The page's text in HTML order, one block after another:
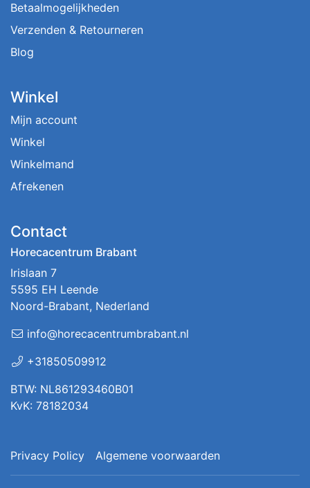
Betaalmogelijkheden
Verzenden & Retourneren
Blog
Winkel
Mijn account
Winkel
Winkelmand
Afrekenen
Contact
Horecacentrum Brabant
Irislaan 7
5595 EH Leende
Noord-Brabant, Nederland
info@horecacentrumbrabant.nl
+31850509912
BTW: NL861293460B01
KvK: 78182034
Privacy Policy Algemene voorwaarden